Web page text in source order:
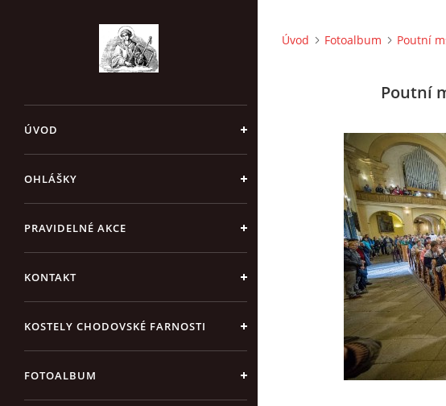
ÚVOD
OHLÁŠKY
PRAVIDELNÉ AKCE
KONTAKT
KOSTELY CHODOVSKÉ FARNOSTI
FOTOALBUM
Úvod Fotoalbum Poutní
Poutní